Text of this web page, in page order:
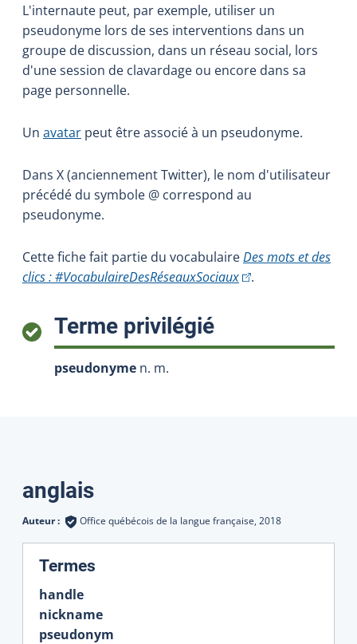
L'internaute peut, par exemple, utiliser un
pseudonyme lors de ses interventions dans un
groupe de discussion, dans un réseau social, lors
d'une session de clavardage ou encore dans sa
page personnelle.
Un avatar peut être associé à un pseudonyme.
Dans X (anciennement Twitter), le nom d'utilisateur
précédé du symbole @ correspond au
pseudonyme.
Cette fiche fait partie du vocabulaireDes mots et des
clics : #VocabulaireDesRéseauxSociaux(Cet hyperlien
.
Terme privilégié:
pseudonyme n. m.
Traductions
anglais
Auteur : Office québécois de la langue française, 2018
Termes
handle
nickname
pseudonym